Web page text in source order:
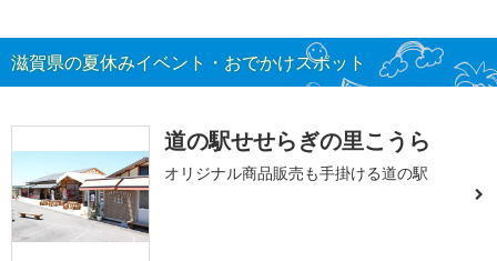
滋賀県の夏休みイベント・おでかけスポット
道の駅せせらぎの里こうら
オリジナル商品販売も手掛ける道の駅